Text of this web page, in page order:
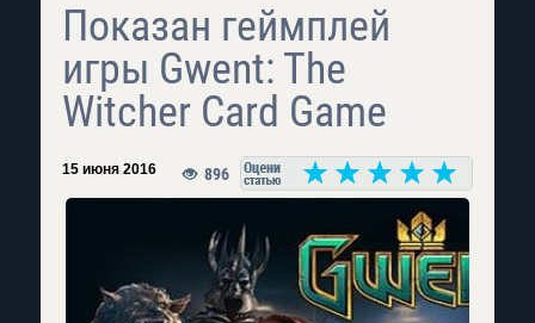
Показан геймплей
игры Gwent: The
Witcher Card Game
15 июня 2016 896